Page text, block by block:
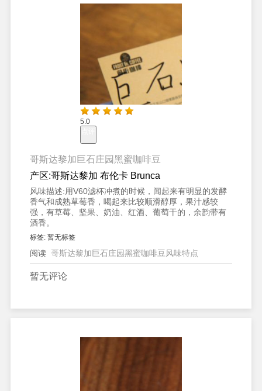
5.0
哥斯达黎加巨石庄园黑蜜咖啡豆
产区:哥斯达黎加 布伦卡 Brunca
风味描述:用V60滤杯冲煮的时候，闻起来有明显的发酵
香气和成熟草莓香，喝起来比较顺滑醇厚，果汁感较
强，有草莓、坚果、奶油、红酒、葡萄干的，余韵带有
酒香。
标签: 暂无标签
阅读 哥斯达黎加巨石庄园黑蜜咖啡豆风味特点
暂无评论